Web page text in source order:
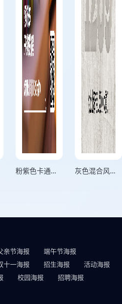
粉紫色卡通风格国际女童日领航新未来开启梦想的航程竖版国际女童日海报 灰色混合风格关注反腐问题打击反腐链竖版国际反腐败日海报
亲节海报
端午节海报
十一海报 招生海报
活动海报
校园海报
招聘海报